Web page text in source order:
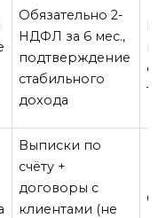
Обязательно 2-
НДФЛ за 6 мес.,
подтверждение
стабильного
дохода
Выписки по
счёту +
договоры с
клиентами (не